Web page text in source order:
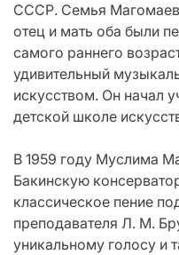
СССР. Семья
отец и мать оба были
самого раннего
удивительный
искусством. Он начал
детской школе
В 1959 году Муслима
Бакинскую
классическое пение
преподавателя Л. М.
уникальному голосу и